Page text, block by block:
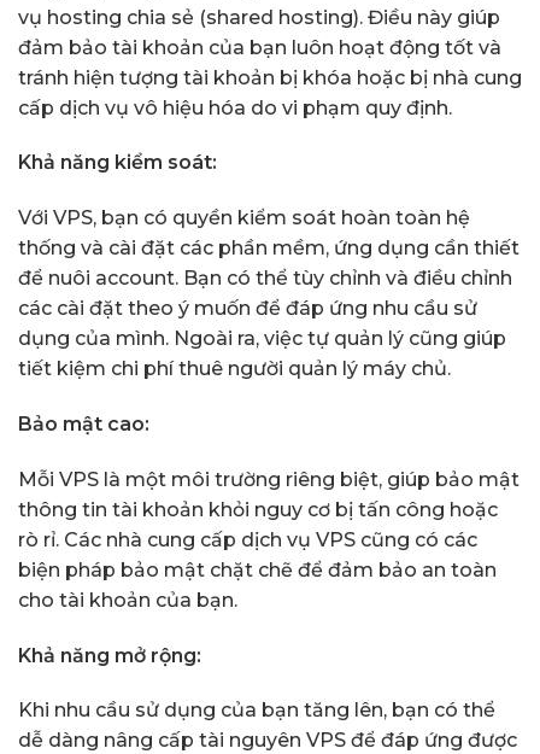
vụ hosting chia sẻ (shared hosting). Điều này giúp
đảm bảo tài khoản của bạn luôn hoạt động tốt và
tránh hiện tượng tài khoản bị khóa hoặc bị nhà cung
cấp dịch vụ vô hiệu hóa do vi phạm quy định.
Khả năng kiểm soát:
Với VPS, bạn có quyền kiểm soát hoàn toàn hệ
thống và cài đặt các phần mềm, ứng dụng cần thiết
để nuôi account. Bạn có thể tùy chỉnh và điều chỉnh
các cài đặt theo ý muốn để đáp ứng nhu cầu sử
dụng của mình. Ngoài ra, việc tự quản lý cũng giúp
tiết kiệm chi phí thuê người quản lý máy chủ.
Bảo mật cao:
Mỗi VPS là một môi trường riêng biệt, giúp bảo mật
thông tin tài khoản khỏi nguy cơ bị tấn công hoặc
rò rỉ. Các nhà cung cấp dịch vụ VPS cũng có các
biện pháp bảo mật chặt chẽ để đảm bảo an toàn
cho tài khoản của bạn.
Khả năng mở rộng:
Khi nhu cầu sử dụng của bạn tăng lên, bạn có thể
dễ dàng nâng cấp tài nguyên VPS để đáp ứng được